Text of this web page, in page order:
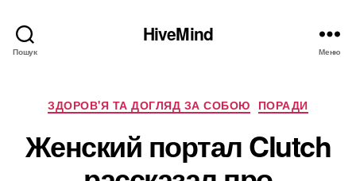
Пошук
HiveMind
Меню
Категорії
ЗДОРОВ'Я ТА ДОГЛЯД ЗА СОБОЮ ПОРАДИ
Женский портал Clutch